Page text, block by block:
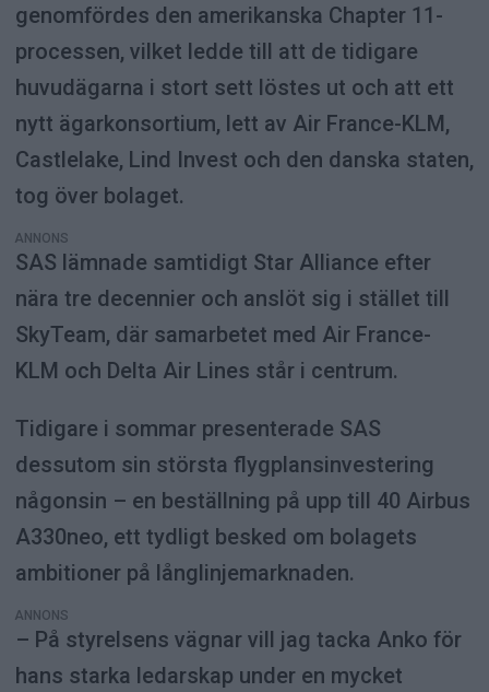
genomfördes den amerikanska Chapter 11-
processen, vilket ledde till att de tidigare
huvudägarna i stort sett löstes ut och att ett
nytt ägarkonsortium, lett av Air France-KLM,
Castlelake, Lind Invest och den danska staten,
tog över bolaget.
ANNONS
SAS lämnade samtidigt Star Alliance efter
nära tre decennier och anslöt sig i stället till
SkyTeam, där samarbetet med Air France-
KLM och Delta Air Lines står i centrum.
Tidigare i sommar presenterade SAS
dessutom sin största flygplansinvestering
någonsin – en beställning på upp till 40 Airbus
A330neo, ett tydligt besked om bolagets
ambitioner på långlinjemarknaden.
ANNONS
– På styrelsens vägnar vill jag tacka Anko för
hans starka ledarskap under en mycket